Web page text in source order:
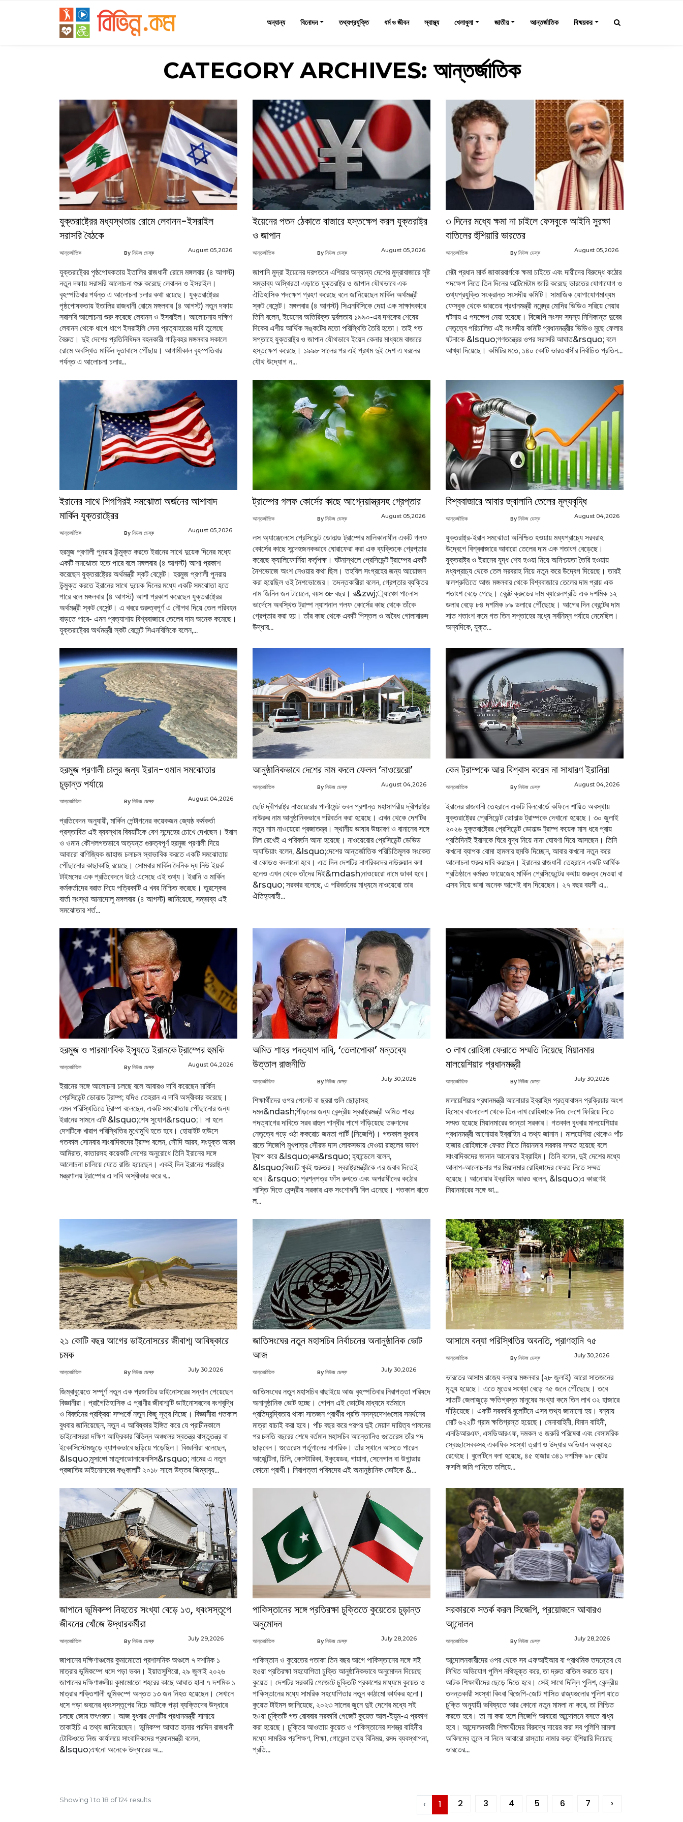
অন্যান্য বিনোদন তথ্যপ্রযুক্তি ধর্ম ও জীবন স্বাস্থ্য খেলাধুলা জাতীয় আন্তর্জাতিক বিষ্ময়কর
CATEGORY ARCHIVES: আন্তর্জাতিক
যুক্তরাষ্ট্রের মধ্যস্থতায় রোমে লেবানন-ইসরাইল
সরাসরি বৈঠকে
আন্তর্জাতিক By নিউজ ডেস্ক August 05,2026
যুক্তরাষ্ট্রের পৃষ্ঠপোষকতায় ইতালির রাজধানী রোমে মঙ্গলবার (৪ আগস্ট)
নতুন দফায় সরাসরি আলোচনা শুরু করেছে লেবানন ও ইসরাইল।
বৃহস্পতিবার পর্যন্ত এ আলোচনা চলার কথা রয়েছে। যুক্তরাষ্ট্রের
পৃষ্ঠপোষকতায় ইতালির রাজধানী রোমে মঙ্গলবার (৪ আগস্ট) নতুন দফায়
সরাসরি আলোচনা শুরু করেছে লেবানন ও ইসরাইল। আলোচনায় দক্ষিণ
লেবানন থেকে ধাপে ধাপে ইসরাইলি সেনা প্রত্যাহারের দাবি তুলেছে
বৈরুত। দুই দেশের প্রতিনিধিদল বহনকারী গাড়িবহর মঙ্গলবার সকালে
রোমে অবস্থিত মার্কিন দূতাবাসে পৌঁছায়। আগামীকাল বৃহস্পতিবার
পর্যন্ত এ আলোচনা চলার...
ইয়েনের পতন ঠেকাতে বাজারে হস্তক্ষেপ করল যুক্তরাষ্ট্র
ও জাপান
আন্তর্জাতিক By নিউজ ডেস্ক August 05,2026
জাপানি মুদ্রা ইয়েনের দরপতনে এশিয়ার অন্যান্য দেশের মুদ্রাবাজারে সৃষ্ট
সম্ভাব্য অস্থিরতা এড়াতে যুক্তরাষ্ট্র ও জাপান যৌথভাবে এক
ঐতিহাসিক পদক্ষেপ গ্রহণ করেছে বলে জানিয়েছেন মার্কিন অর্থমন্ত্রী
স্কট বেসেন্ট। মঙ্গলবার (৪ আগস্ট) সিএনবিসিকে দেয়া এক সাক্ষাৎকারে
তিনি বলেন, ইয়েনের অতিরিক্ত দুর্বলতায় ১৯৯০-এর দশকের শেষের
দিকের এশীয় আর্থিক সঙ্কটের মতো পরিস্থিতি তৈরি হতো। তাই গত
সপ্তাহে যুক্তরাষ্ট্র ও জাপান যৌথভাবে ইয়েন কেনার মাধ্যমে বাজারে
হস্তক্ষেপ করেছে। ১৯৯৮ সালের পর এই প্রথম দুই দেশ এ ধরনের
যৌথ উদ্যোগ ন...
৩ দিনের মধ্যে ক্ষমা না চাইলে ফেসবুকে আইনি সুরক্ষা
বাতিলের হুঁশিয়ারি ভারতের
আন্তর্জাতিক By নিউজ ডেস্ক August 05,2026
মেটা প্রধান মার্ক জাকারবার্গকে ক্ষমা চাইতে এবং দায়ীদের বিরুদ্ধে কঠোর
পদক্ষেপ নিতে তিন দিনের আল্টিমেটাম জারি করেছে ভারতের যোগাযোগ ও
তথ্যপ্রযুক্তি সংক্রান্ত সংসদীয় কমিটি। সামাজিক যোগাযোগমাধ্যম
ফেসবুক থেকে ভারতের প্রধানমন্ত্রী নরেন্দ্র মোদির ভিডিও সরিয়ে নেয়ার
ঘটনায় এ পদক্ষেপ নেয়া হয়েছে। বিজেপি সংসদ সদস্য নিশিকান্ত দুবের
নেতৃত্বে পরিচালিত এই সংসদীয় কমিটি প্রধানমন্ত্রীর ভিডিও মুছে ফেলার
ঘটনাকে &lsquo;গণতন্ত্রের ওপর সরাসরি আঘাত&rsquo; বলে
আখ্যা দিয়েছে। কমিটির মতে, ১৪০ কোটি ভারতবাসীর নির্বাচিত প্রতিন...
ইরানের সাথে শিগগিরই সমঝোতা অর্জনের আশাবাদ
মার্কিন যুক্তরাষ্ট্রের
আন্তর্জাতিক By নিউজ ডেস্ক August 05,2026
হরমুজ প্রণালী পুনরায় উন্মুক্ত করতে ইরানের সাথে দুয়েক দিনের মধ্যে
একটি সমঝোতা হতে পারে বলে মঙ্গলবার (৪ আগস্ট) আশা প্রকাশ
করেছেন যুক্তরাষ্ট্রের অর্থমন্ত্রী স্কট বেসেন্ট। হরমুজ প্রণালী পুনরায়
উন্মুক্ত করতে ইরানের সাথে দুয়েক দিনের মধ্যে একটি সমঝোতা হতে
পারে বলে মঙ্গলবার (৪ আগস্ট) আশা প্রকাশ করেছেন যুক্তরাষ্ট্রের
অর্থমন্ত্রী স্কট বেসেন্ট। এ খবরে গুরুত্বপূর্ণ এ নৌপথ দিয়ে তেল পরিবহন
বাড়তে পারে- এমন প্রত্যাশায় বিশ্ববাজারে তেলের দাম অনেক কমেছে।
যুক্তরাষ্ট্রের অর্থমন্ত্রী স্কট বেসেন্ট সিএনবিসিকে বলেন,...
ট্রাম্পের গলফ কোর্সের কাছে আগ্নেয়াস্ত্রসহ গ্রেপ্তার
আন্তর্জাতিক By নিউজ ডেস্ক August 05,2026
লস অ্যাঞ্জেলেসে প্রেসিডেন্ট ডোনাল্ড ট্রাম্পের মালিকানাধীন একটি গলফ
কোর্সের কাছে সন্দেহজনকভাবে ঘোরাফেরা করা এক ব্যক্তিকে গ্রেপ্তার
করেছে ক্যালিফোর্নিয়া কর্তৃপক্ষ। ঘটনাস্থলে প্রেসিডেন্ট ট্রাম্পের একটি
নৈশভোজে অংশ নেওয়ার কথা ছিল। তহবিল সংগ্রহের জন্য আয়োজন
করা হয়েছিল ওই নৈশভোজের। তদন্তকারীরা বলেন, গ্রেপ্তার ব্যক্তির
নাম জিনিন জন টায়েলে, বয়স ৩৮ বছর। র&zwj;্যাঞ্চো পালোস
ভার্দেসে অবস্থিত ট্রাম্প ন্যাশনাল গলফ কোর্সের কাছ থেকে তাঁকে
গ্রেপ্তার করা হয়। তাঁর কাছ থেকে একটি পিস্তল ও অবৈধ গোলাবারুদ
উদ্ধার...
বিশ্ববাজারে আবার জ্বালানি তেলের মূল্যবৃদ্ধি
আন্তর্জাতিক By নিউজ ডেস্ক August 04,2026
যুক্তরাষ্ট্র-ইরান সমঝোতা অনিশ্চিত হওয়ায় মধ্যপ্রাচ্যে সরবরাহ
উদ্বেগে বিশ্ববাজারে আবারো তেলের দাম এক শতাংশ বেড়েছে।
যুক্তরাষ্ট্র ও ইরানের যুদ্ধ শেষ হওয়া নিয়ে অনিশ্চয়তা তৈরি হওয়ায়
মধ্যপ্রাচ্য থেকে তেল সরবরাহ নিয়ে নতুন করে উদ্বেগ দিয়েছে। তারই
ফলশ্রুতিতে আজ মঙ্গলবার থেকে বিশ্ববাজারে তেলের দাম প্রায় এক
শতাংশ বেড়ে গেছে। ব্রেন্ট ক্রুডের দাম ব্যারেলপ্রতি এক দশমিক ১২
ডলার বেড়ে ৮৪ দশমিক ৮৯ ডলারে পৌঁছেছে। আগের দিন ব্রেন্টের দাম
সাত শতাংশ কমে গত তিন সপ্তাহের মধ্যে সর্বনিম্ন পর্যায়ে নেমেছিল।
অন্যদিকে, যুক্ত...
হরমুজ প্রণালী চালুর জন্য ইরান-ওমান সমঝোতার
চূড়ান্ত পর্যায়ে
আন্তর্জাতিক By নিউজ ডেস্ক August 04,2026
প্রতিবেদন অনুযায়ী, মার্কিন পেন্টাগনের কয়েকজন জ্যেষ্ঠ কর্মকর্তা
প্রস্তাবিত এই ব্যবস্থার বিষয়টিকে বেশ সন্দেহের চোখে দেখছেন। ইরান
ও ওমান কৌশলগতভাবে অত্যন্ত গুরুত্বপূর্ণ হরমুজ প্রণালী দিয়ে
আবারো বাণিজ্যিক জাহাজ চলাচল স্বাভাবিক করতে একটি সমঝোতায়
পৌঁছানোর কাছাকাছি রয়েছে। সোমবার মার্কিন দৈনিক দ্য নিউ ইয়র্ক
টাইমসের এক প্রতিবেদনে উঠে এসেছে এই তথ্য। ইরানি ও মার্কিন
কর্মকর্তাদের বরাত দিয়ে পত্রিকাটি এ খবর নিশ্চিত করেছে। তুরস্কের
বার্তা সংস্থা আনাদোলু মঙ্গলবার (৪ আগস্ট) জানিয়েছে, সম্ভাব্য এই
সমঝোতার শর্ত...
আনুষ্ঠানিকভাবে দেশের নাম বদলে ফেলল ‘নাওয়েরো’
আন্তর্জাতিক By নিউজ ডেস্ক August 04,2026
ছোট দ্বীপরাষ্ট্র নাওয়েরোর পার্লামেন্ট ভবন প্রশান্ত মহাসাগরীয় দ্বীপরাষ্ট্র
নাউরুর নাম আনুষ্ঠানিকভাবে পরিবর্তন করা হয়েছে। এখন থেকে দেশটির
নতুন নাম নাওয়েরো প্রজাতন্ত্র। স্থানীয় ভাষার উচ্চারণ ও বানানের সঙ্গে
মিল রেখেই এ পরিবর্তন আনা হয়েছে। নাওয়েরোর প্রেসিডেন্ট ডেভিড
অ্যাডিয়াং বলেন, &lsquo;দেশের আন্তর্জাতিক পরিচিতিমূলক সংকেত
বা কোডও বদলানো হবে। এত দিন দেশটির নাগরিকদের নাউরুয়ান বলা
হলেও এখন থেকে তাঁদের দিই&mdash;নাওয়েরো নামে ডাকা হবে।
&rsquo; সরকার বলেছে, এ পরিবর্তনের মাধ্যমে নাওয়েরো তার
ঐতিহ্যবাহী...
কেন ট্রাম্পকে আর বিশ্বাস করেন না সাধারণ ইরানিরা
আন্তর্জাতিক By নিউজ ডেস্ক August 04,2026
ইরানের রাজধানী তেহরানে একটি বিলবোর্ডে কফিনে শায়িত অবস্থায়
যুক্তরাষ্ট্রের প্রেসিডেন্ট ডোনাল্ড ট্রাম্পকে দেখানো হয়েছে। ৩০ জুলাই
২০২৬ যুক্তরাষ্ট্রের প্রেসিডেন্ট ডোনাল্ড ট্রাম্প কয়েক মাস ধরে প্রায়
প্রতিদিনই ইরানকে ঘিরে যুদ্ধ নিয়ে নানা ঘোষণা দিয়ে আসছেন। তিনি
কখনো ব্যাপক বোমা হামলার হুমকি দিচ্ছেন, আবার কখনো নতুন করে
আলোচনা শুরুর দাবি করছেন। ইরানের রাজধানী তেহরানে একটি আর্থিক
প্রতিষ্ঠানে কর্মরত ফায়েজেহ মার্কিন প্রেসিডেন্টের কথায় গুরুত্ব দেওয়া বা
এসব নিয়ে ভাবা অনেক আগেই বাদ দিয়েছেন। ২৭ বছর বয়সী এ...
হরমুজ ও পারমাণবিক ইস্যুতে ইরানকে ট্রাম্পের হুমকি
আন্তর্জাতিক By নিউজ ডেস্ক August 04,2026
ইরানের সঙ্গে আলোচনা চলছে বলে আবারও দাবি করেছেন মার্কিন
প্রেসিডেন্ট ডোনাল্ড ট্রাম্প; যদিও তেহরান এ দাবি অস্বীকার করেছে।
এমন পরিস্থিতিতে ট্রাম্প বলেছেন, একটি সমঝোতায় পৌঁছানোর জন্য
ইরানের সামনে এটি &lsquo;শেষ সুযোগ&rsquo;। না হলে
দেশটিকে খারাপ পরিস্থিতির মুখোমুখি হতে হবে। হোয়াইট হাউসে
গতকাল সোমবার সাংবাদিকদের ট্রাম্প বলেন, সৌদি আরব, সংযুক্ত আরব
আমিরাত, কাতারসহ কয়েকটি দেশের অনুরোধে তিনি ইরানের সঙ্গে
আলোচনা চালিয়ে যেতে রাজি হয়েছেন। একই দিন ইরানের পররাষ্ট্র
মন্ত্রণালয় ট্রাম্পের এ দাবি অস্বীকার করে ব...
অমিত শাহর পদত্যাগ দাবি, ‘তেলাপোকা’ মন্তব্যে
উত্তাল রাজনীতি
আন্তর্জাতিক By নিউজ ডেস্ক July 30,2026
শিক্ষার্থীদের ওপর পেলেট বা ছররা গুলি ছোড়াসহ
দমন&ndash;পীড়নের জন্য কেন্দ্রীয় স্বরাষ্ট্রমন্ত্রী অমিত শাহর
পদত্যাগের দাবিতে সরব রাহুল গান্ধীর পাশে দাঁড়িয়েছে তরুণদের
নেতৃত্বে গড়ে ওঠা ককরোচ জনতা পার্টি (সিজেপি)। গতকাল বুধবার
রাতে সিজেপি মুখপাত্র সৌরভ দাস লোকসভায় দেওয়া রাহুলের ভাষণ
ট্যাগ করে &lsquo;এক্স&rsquo; হ্যান্ডেলে বলেন,
&lsquo;বিষয়টি খুবই গুরুতর। স্বরাষ্ট্রমন্ত্রীকে এর জবাব দিতেই
হবে।&rsquo; প্রশ্নপত্র ফাঁস রুখতে এবং অপরাধীদের কঠোর
শাস্তি দিতে কেন্দ্রীয় সরকার এক সংশোধনী বিল এনেছে। গতকাল রাতে
ল...
৩ লাখ রোহিঙ্গা ফেরাতে সম্মতি দিয়েছে মিয়ানমার
মালয়েশিয়ার প্রধানমন্ত্রী
আন্তর্জাতিক By নিউজ ডেস্ক July 30,2026
মালয়েশিয়ার প্রধানমন্ত্রী আনোয়ার ইব্রাহিম প্রত্যাবাসন প্রক্রিয়ার অংশ
হিসেবে বাংলাদেশ থেকে তিন লাখ রোহিঙ্গাকে নিজ দেশে ফিরিয়ে নিতে
সম্মত হয়েছে মিয়ানমারের জান্তা সরকার। গতকাল বুধবার মালয়েশিয়ার
প্রধানমন্ত্রী আনোয়ার ইব্রাহিম এ তথ্য জানান। মালয়েশিয়া থেকেও পাঁচ
হাজার রোহিঙ্গাকে ফেরত নিতে মিয়ানমার সরকার সম্মত হয়েছে বলে
সাংবাদিকদের জানান আনোয়ার ইব্রাহিম। তিনি বলেন, দুই দেশের মধ্যে
আলাপ-আলোচনার পর মিয়ানমার রোহিঙ্গাদের ফেরত নিতে সম্মত
হয়েছে। আনোয়ার ইব্রাহিম আরও বলেন, &lsquo;এ কারণেই
মিয়ানমারের সঙ্গে ভা...
২১ কোটি বছর আগের ডাইনোসরের জীবাশ্ম আবিষ্কারে
চমক
আন্তর্জাতিক By নিউজ ডেস্ক July 30,2026
জিম্বাবুয়েতে সম্পূর্ণ নতুন এক প্রজাতির ডাইনোসরের সন্ধান পেয়েছেন
বিজ্ঞানীরা। প্রাগৈতিহাসিক এ প্রাণীর জীবাশ্মটি ডাইনোসরদের বংশবৃদ্ধি
ও বিবর্তনের প্রক্রিয়া সম্পর্কে নতুন কিছু সূত্র দিচ্ছে। বিজ্ঞানীরা গতকাল
বুধবার জানিয়েছেন, নতুন এ আবিষ্কার ইঙ্গিত করে যে প্রাচীনকালে
ডাইনোসররা দক্ষিণ আফ্রিকার বিভিন্ন অঞ্চলের স্বতন্ত্র বাস্তুতন্ত্র বা
ইকোসিস্টেমজুড়ে ব্যাপকভাবে ছড়িয়ে পড়েছিল। বিজ্ঞানীরা বলেছেন,
&lsquo;মুসাঙ্গো মাতুসাডোনায়েনসিস&rsquo; নামের এ নতুন
প্রজাতির ডাইনোসরের কঙ্কালটি ২০১৮ সালে উত্তর জিম্বাবুয়...
জাতিসংঘের নতুন মহাসচিব নির্বাচনের অনানুষ্ঠানিক ভোট
আজ
আন্তর্জাতিক By নিউজ ডেস্ক July 30,2026
জাতিসংঘের নতুন মহাসচিব বাছাইয়ে আজ বৃহস্পতিবার নিরাপত্তা পরিষদে
অনানুষ্ঠানিক ভোট হচ্ছে। গোপন এই ভোটের মাধ্যমে বর্তমানে
প্রতিদ্বন্দ্বিতায় থাকা সাতজন প্রার্থীর প্রতি সদস্যদেশগুলোর সমর্থনের
মাত্রা যাচাই করা হবে। পাঁচ বছর করে পরপর দুই মেয়াদ দায়িত্ব পালনের
পর চলতি বছরের শেষে বর্তমান মহাসচিব আন্তোনিও গুতেরেস তাঁর পদ
ছাড়বেন। গুতেরেস পর্তুগালের নাগরিক। তাঁর স্থানে আসতে পারেন
আর্জেন্টিনা, চিলি, কোস্টারিকা, ইকুয়েডর, গায়ানা, সেনেগাল বা উগান্ডার
কোনো প্রার্থী। নিরাপত্তা পরিষদের এই অনানুষ্ঠানিক ভোটকে &...
আসামে বন্যা পরিস্থিতির অবনতি, প্রাণহানি ৭৫
আন্তর্জাতিক By নিউজ ডেস্ক July 30,2026
ভারতের আসাম রাজ্যে বন্যায় মঙ্গলবার (২৮ জুলাই) আরো সাতজনের
মৃত্যু হয়েছে। এতে মৃতের সংখ্যা বেড়ে ৭৫ জনে পৌঁছেছে। তবে
সাতটি জেলাজুড়ে ক্ষতিগ্রস্ত মানুষের সংখ্যা কমে তিন লাখ ৩২ হাজারে
দাঁড়িয়েছে। একটি সরকারি বুলেটিনে এসব তথ্য জানানো হয়। বন্যায়
মোট ৬২২টি গ্রাম ক্ষতিগ্রস্ত হয়েছে। সেনাবাহিনী, বিমান বাহিনী,
এনডিআরএফ, এসডিআরএফ, দমকল ও জরুরি পরিষেবা এবং বেসামরিক
স্বেচ্ছাসেবকসহ একাধিক সংস্থা ত্রাণ ও উদ্ধার অভিযান অব্যাহত
রেখেছে। বুলেটিনে বলা হয়েছে, ৪৫ হাজার ৩৪১ দশমিক ৯৮ হেক্টর
ফসলি জমি পানিতে তলিয়ে...
জাপানে ভূমিকম্প নিহতের সংখ্যা বেড়ে ১৩, ধ্বংসস্তূপে
জীবনের খোঁজে উদ্ধারকর্মীরা
আন্তর্জাতিক By নিউজ ডেস্ক July 29,2026
জাপানের দক্ষিণাঞ্চলের কুমামোতো প্রশাসনিক অঞ্চলে ৭ দশমিক ১
মাত্রার ভূমিকম্পে ধসে পড়া ভবন। ইয়াতসুশিরো, ২৯ জুলাই ২০২৬
জাপানের দক্ষিণাঞ্চলীয় কুমামোতো শহরের কাছে আঘাত হানা ৭ দশমিক ১
মাত্রার শক্তিশালী ভূমিকম্পে অন্তত ১৩ জন নিহত হয়েছেন। সেখানে
ধসে পড়া ভবনের ধ্বংসস্তূপের নিচে আটকে পড়া ব্যক্তিদের উদ্ধারে
চলছে জোর তৎপরতা। আজ বুধবার দেশটির প্রধানমন্ত্রী সানায়ে
তাকাইচি এ তথ্য জানিয়েছেন। ভূমিকম্প আঘাত হানার পরদিন রাজধানী
টোকিওতে নিজ কার্যালয়ে সাংবাদিকদের প্রধানমন্ত্রী বলেন,
&lsquo;এখনো অনেকে উদ্ধারের অ...
পাকিস্তানের সঙ্গে প্রতিরক্ষা চুক্তিতে কুয়েতের চূড়ান্ত
অনুমোদন
আন্তর্জাতিক By নিউজ ডেস্ক July 28,2026
পাকিস্তান ও কুয়েতের পতাকা তিন বছর আগে পাকিস্তানের সঙ্গে সই
হওয়া প্রতিরক্ষা সহযোগিতা চুক্তি আনুষ্ঠানিকভাবে অনুমোদন দিয়েছে
কুয়েত। দেশটির সরকারি গেজেটে চুক্তিটি প্রকাশের মাধ্যমে কুয়েত ও
পাকিস্তানের মধ্যে সামরিক সহযোগিতার নতুন কাঠামো কার্যকর হলো।
কুয়েত টাইমস জানিয়েছে, ২০২৩ সালের জুনে দুই দেশের মধ্যে সই
হওয়া চুক্তিটি গত রোববার সরকারি গেজেট কুয়েত আল-ইয়ুম-এ প্রকাশ
করা হয়েছে। চুক্তির আওতায় কুয়েত ও পাকিস্তানের সশস্ত্র বাহিনীর
মধ্যে সামরিক প্রশিক্ষণ, শিক্ষা, গোয়েন্দা তথ্য বিনিময়, রসদ ব্যবস্থাপনা,
প্রতি...
সরকারকে সতর্ক করল সিজেপি, প্রয়োজনে আবারও
আন্দোলন
আন্তর্জাতিক By নিউজ ডেস্ক July 28,2026
আন্দোলনকারীদের ওপর থেকে সব এফআইআর বা প্রাথমিক তদন্তের যে
লিখিত অভিযোগ পুলিশ নথিভুক্ত করে, তা দ্রুত বাতিল করতে হবে।
আটক শিক্ষার্থীদের ছেড়ে দিতে হবে। সেই সাথে দিল্লি পুলিশ, কেন্দ্রীয়
তদন্তকারী সংস্থা কিংবা বিজেপি-জোট শাসিত রাজ্যগুলোর পুলিশ যাতে
চুক্তি অনুযায়ী ভবিষ্যতে আর কোনো নতুন মামলা না করে, তা নিশ্চিত
করতে হবে। তা না করা হলে সিজেপি আবারো আন্দোলনে বসতে বাধ্য
হবে। আন্দোলনকারী শিক্ষার্থীদের বিরুদ্ধে দায়ের করা সব পুলিশি মামলা
অবিলম্বে তুলে না নিলে আবারো রাস্তায় নামার কড়া হুঁশিয়ারি দিয়েছে
ভারতের...
Showing 1 to 18 of124 results ‹ 1 2 3 4 5 6 7 ›